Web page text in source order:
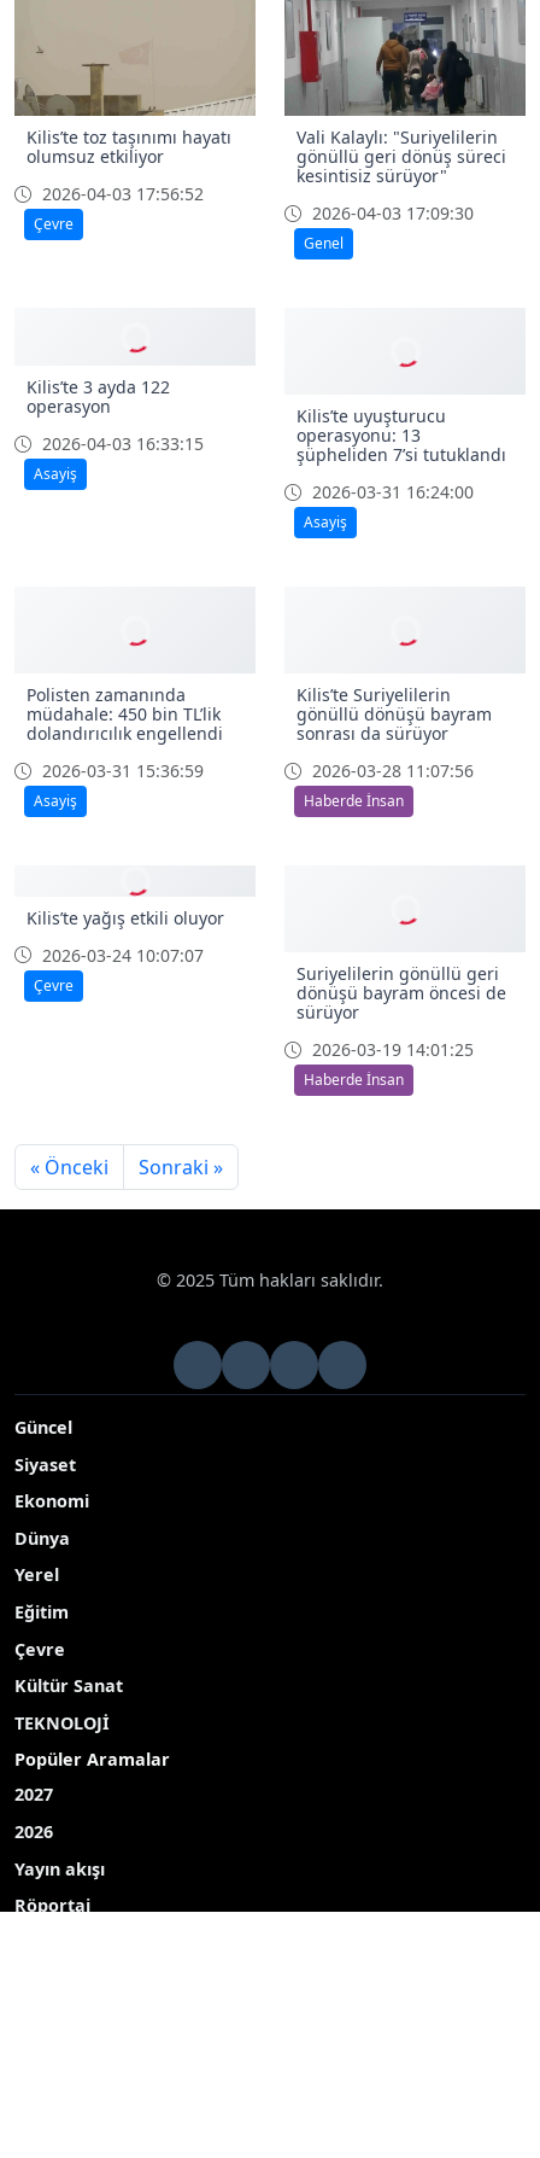
Kilis’te toz taşınımı hayatı
olumsuz etkiliyor
2026-04-03 17:56:52
Çevre
Vali Kalaylı: "Suriyelilerin
gönüllü geri dönüş süreci
kesintisiz sürüyor"
2026-04-03 17:09:30
Genel
Kilis’te 3 ayda 122
operasyon
2026-04-03 16:33:15
Asayiş
Kilis’te uyuşturucu
operasyonu: 13
şüpheliden 7’si tutuklandı
2026-03-31 16:24:00
Asayiş
Polisten zamanında
müdahale: 450 bin TL’lik
dolandırıcılık engellendi
2026-03-31 15:36:59
Asayiş
Kilis’te Suriyelilerin
gönüllü dönüşü bayram
sonrası da sürüyor
2026-03-28 11:07:56
Haberde İnsan
Kilis’te yağış etkili oluyor
2026-03-24 10:07:07
Çevre
Suriyelilerin gönüllü geri
dönüşü bayram öncesi de
sürüyor
2026-03-19 14:01:25
Haberde İnsan
« Önceki Sonraki »
© 2025 Tüm hakları saklıdır.
Güncel
Siyaset
Ekonomi
Dünya
Yerel
Eğitim
Çevre
Kültür Sanat
TEKNOLOJİ
Popüler Aramalar
2027
2026
Yayın akışı
Röportaj